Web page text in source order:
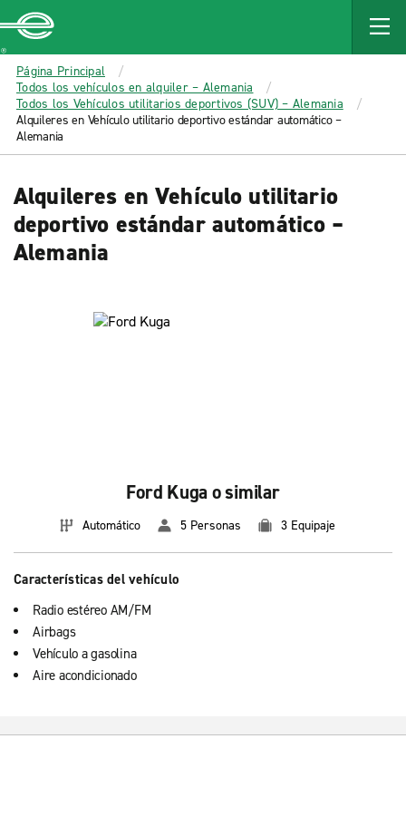
MAIN
CONTENT
Enterprise
Página Principal
Todos los vehículos en alquiler – Alemania
Todos los Vehículos utilitarios deportivos (SUV) – Alemania
Alquileres en Vehículo utilitario deportivo estándar automático –
Alemania
Alquileres en Vehículo utilitario
deportivo estándar automático –
Alemania
Ford Kuga o similar
Automático 5 Personas 3 Equipaje
Características del vehículo
Radio estéreo AM/FM
Airbags
Vehículo a gasolina
Aire acondicionado